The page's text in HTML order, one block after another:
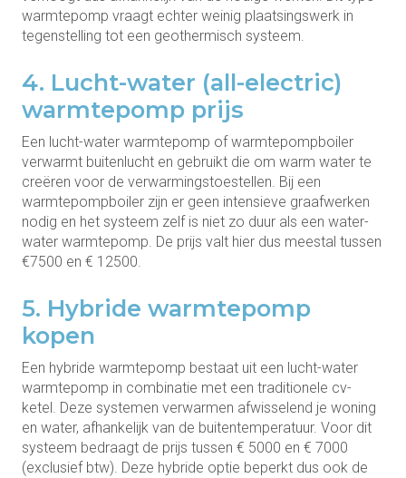
warmtepomp vraagt echter weinig plaatsingswerk in
tegenstelling tot een geothermisch systeem.
4. Lucht-water (all-electric)
warmtepomp prijs
Een lucht-water warmtepomp of warmtepompboiler
verwarmt buitenlucht en gebruikt die om warm water te
creëren voor de verwarmingstoestellen. Bij een
warmtepompboiler zijn er geen intensieve graafwerken
nodig en het systeem zelf is niet zo duur als een water-
water warmtepomp. De prijs valt hier dus meestal tussen
€7500 en € 12500.
5. Hybride warmtepomp
kopen
Een hybride warmtepomp bestaat uit een lucht-water
warmtepomp in combinatie met een traditionele cv-
ketel. Deze systemen verwarmen afwisselend je woning
en water, afhankelijk van de buitentemperatuur. Voor dit
systeem bedraagt de prijs tussen € 5000 en € 7000
(exclusief btw). Deze hybride optie beperkt dus ook de